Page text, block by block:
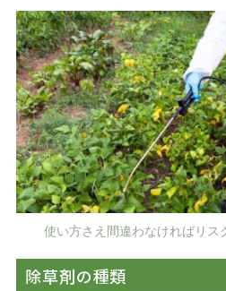
使い方さえ間違わなければリス
除草剤の種類